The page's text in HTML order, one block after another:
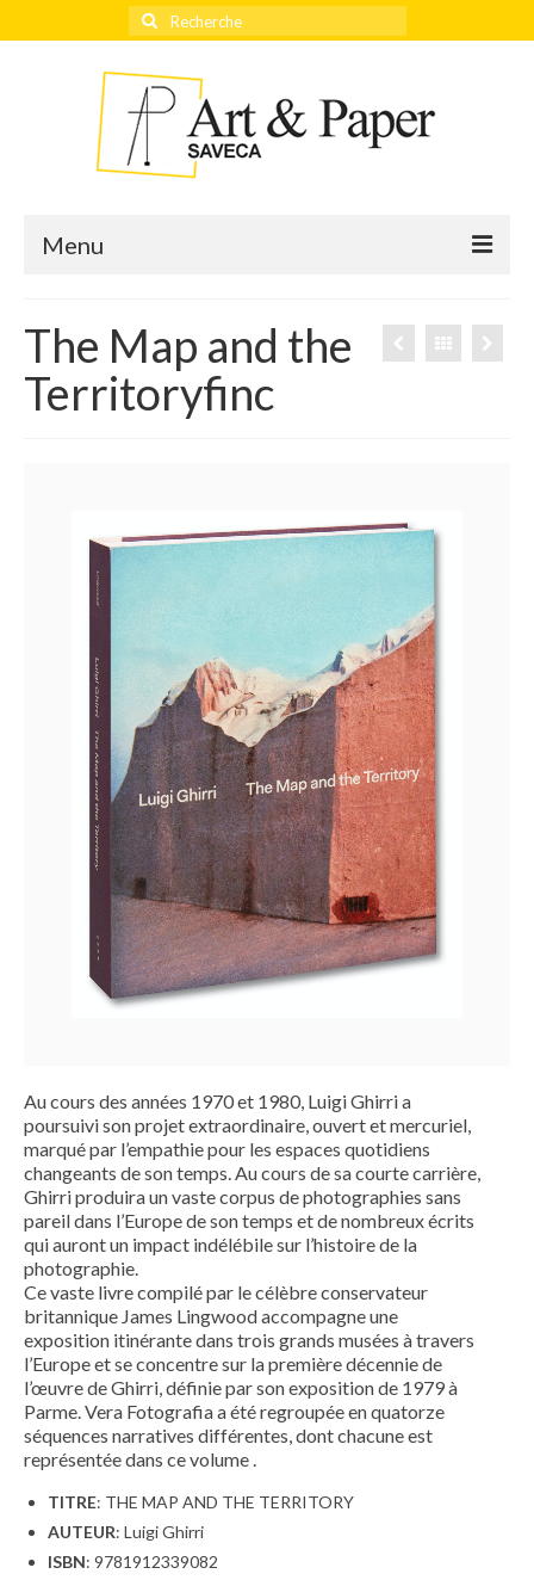
Rechercher
:
Menu
Accueil
Actualités
Qui sommes-nous ?
The Map and the
Territoryfinc
Au cours des années 1970 et 1980, Luigi Ghirri a
poursuivi son projet extraordinaire, ouvert et mercuriel,
marqué par l’empathie pour les espaces quotidiens
changeants de son temps. Au cours de sa courte carrière,
Ghirri produira un vaste corpus de photographies sans
pareil dans l’Europe de son temps et de nombreux écrits
qui auront un impact indélébile sur l’histoire de la
photographie.
Ce vaste livre compilé par le célèbre conservateur
britannique James Lingwood accompagne une
exposition itinérante dans trois grands musées à travers
l’Europe et se concentre sur la première décennie de
l’œuvre de Ghirri, définie par son exposition de 1979 à
Parme. Vera Fotografia a été regroupée en quatorze
séquences narratives différentes, dont chacune est
représentée dans ce volume .
TITRE: THE MAP AND THE TERRITORY
AUTEUR: Luigi Ghirri
ISBN: 9781912339082